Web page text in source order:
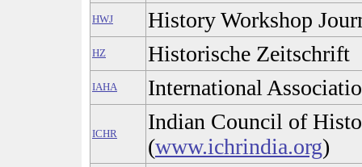
HWJ History Workshop
HZ Historische Zeitschrift
IAHA International
ICHR
Indian Council of
(www.ichrindia.org)